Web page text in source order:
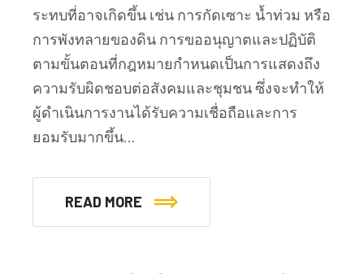
ระทบที่อาจเกิดขึ้น เช่น การกัดเซาะ นํ้าท่วม หรือ
การพังทลายของดิน การขออนุญาตและปฏิบัติ
ตามขั้นตอนที่กฎหมายกำหนดเป็นการแสดงถึง
ความรับผิดชอบต่อสังคมและชุมชน ซึ่งจะทำให้
ผู้ดำเนินการงานได้รับความเชื่อถือและการ
ยอมรับมากขึ้น…
READ MORE